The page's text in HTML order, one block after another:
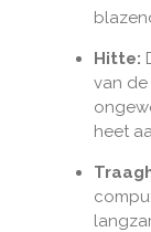
Hitte:
van
heet